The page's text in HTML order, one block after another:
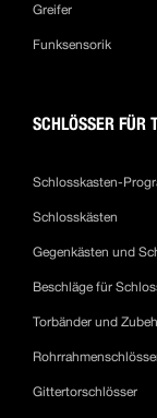
Greifer
Funksensorik
SCHLÖSSER FÜR
Schlosskasten-
Schlosskästen
Gegenkästen und
Beschläge für
Torbänder und
Gittertorschlösser